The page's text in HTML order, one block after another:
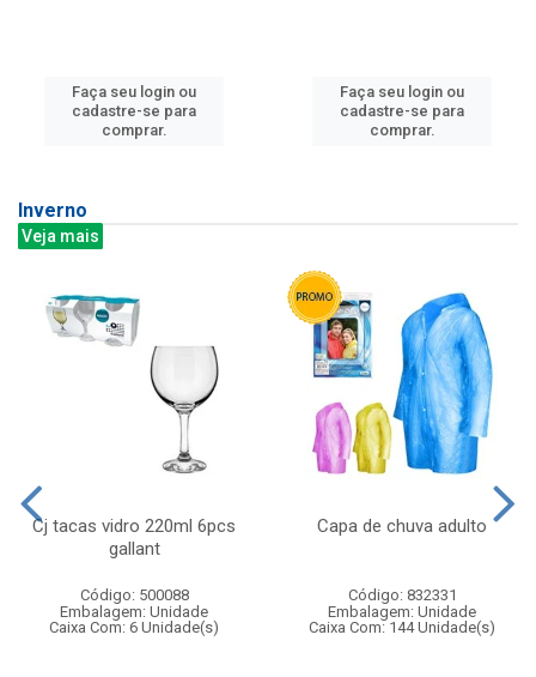
Faça seu login ou
cadastre-se para
comprar.
Faça seu login ou
cadastre-se para
comprar.
Inverno
Veja mais
Cj tacas vidro 220ml 6pcs
gallant
Código: 500088
Embalagem: Unidade
Caixa Com: 6 Unidade(s)
Capa de chuva adulto
Código: 832331
Embalagem: Unidade
Caixa Com: 144 Unidade(s)